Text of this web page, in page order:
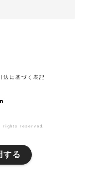
法に基づく表記
rights reserved.
する